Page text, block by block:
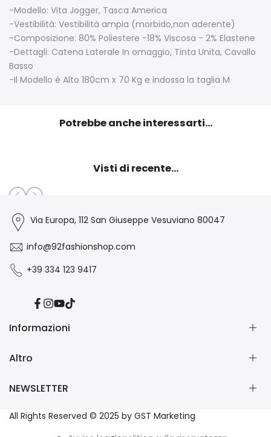
-Modello: Vita Jogger, Tasca America
-Vestibilità: Vestibilità ampia (morbido,non aderente)
-Composizione: 80% Poliestere -18% Viscosa - 2% Elastene
-Dettagli: Catena Laterale In omaggio, Tinta Unita, Cavallo
Basso
-Il Modello è Alto 180cm x 70 Kg e indossa la taglia M
Potrebbe anche interessarti...
Visti di recente...
Via Europa, 112 San Giuseppe Vesuviano 80047
info@92fashionshop.com
+39 334 123 9417
Facebook
Instagram
YouTube
TikTok
Informazioni
Collabora con Noi
Resi o Cambi
Come Si Ordina?
Altro
Forme di pagamento
Traccia il tuo pacco
NEWSLETTER
Iscriviti alla nostra Newsletter e ricevi subito uno sconto di
All Rights Reserved © 2025 by GST Marketing